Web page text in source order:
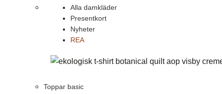
Alla damkläder
Presentkort
Nyheter
REA
Toppar basic